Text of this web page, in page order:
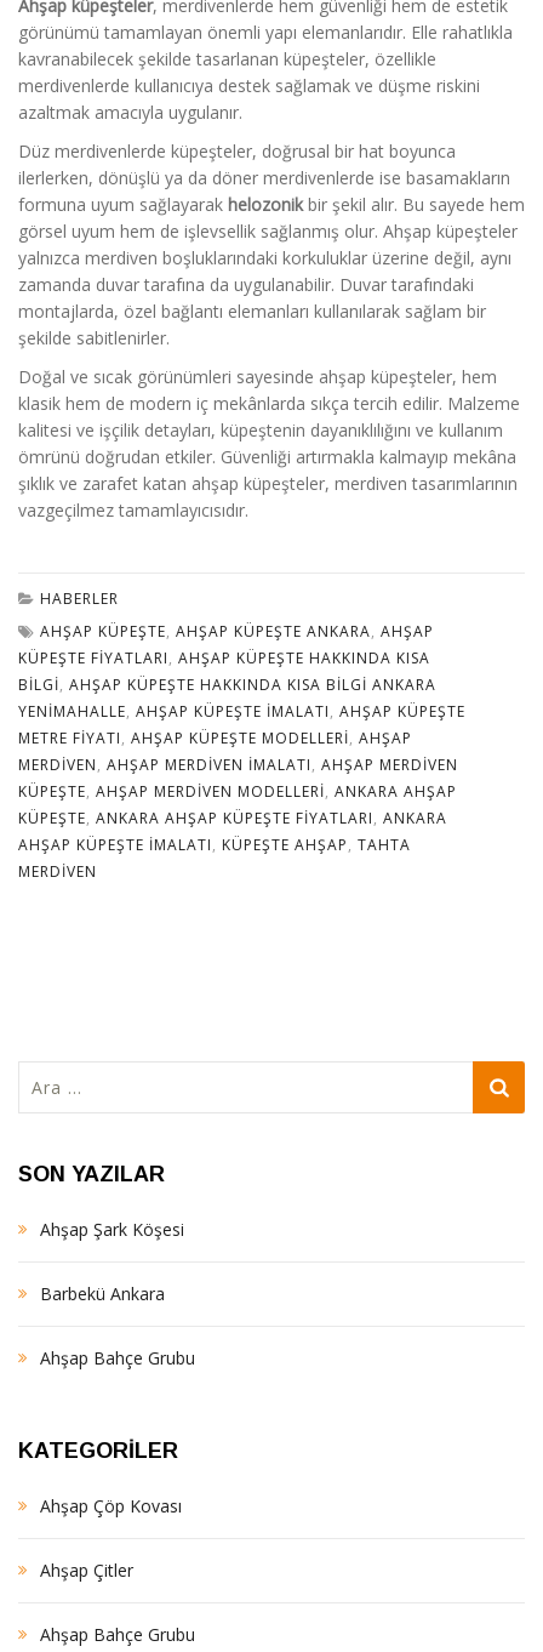
Ahşap küpeşteler, merdivenlerde hem güvenliği hem de estetik
görünümü tamamlayan önemli yapı elemanlarıdır. Elle rahatlıkla
kavranabilecek şekilde tasarlanan küpeşteler, özellikle
merdivenlerde kullanıcıya destek sağlamak ve düşme riskini
azaltmak amacıyla uygulanır.
Düz merdivenlerde küpeşteler, doğrusal bir hat boyunca
ilerlerken, dönüşlü ya da döner merdivenlerde ise basamakların
formuna uyum sağlayarak helozonikbir şekil alır. Bu sayede hem
görsel uyum hem de işlevsellik sağlanmış olur. Ahşap küpeşteler
yalnızca merdiven boşluklarındaki korkuluklar üzerine değil, aynı
zamanda duvar tarafına da uygulanabilir. Duvar tarafındaki
montajlarda, özel bağlantı elemanları kullanılarak sağlam bir
şekilde sabitlenirler.
Doğal ve sıcak görünümleri sayesinde ahşap küpeşteler, hem
klasik hem de modern iç mekânlarda sıkça tercih edilir. Malzeme
kalitesi ve işçilik detayları, küpeştenin dayanıklılığını ve kullanım
ömrünü doğrudan etkiler. Güvenliği artırmakla kalmayıp mekâna
şıklık ve zarafet katan ahşap küpeşteler, merdiven tasarımlarının
vazgeçilmez tamamlayıcısıdır.
HABERLER
AHŞAP KÜPEŞTE, AHŞAP KÜPEŞTE ANKARA, AHŞAP
KÜPEŞTE FIYATLARI, AHŞAP KÜPEŞTE HAKKINDA KISA
BILGI, AHŞAP KÜPEŞTE HAKKINDA KISA BILGI ANKARA
YENIMAHALLE, AHŞAP KÜPEŞTE IMALATI, AHŞAP KÜPEŞTE
METRE FIYATI, AHŞAP KÜPEŞTE MODELLERI, AHŞAP
MERDIVEN, AHŞAP MERDIVEN IMALATI, AHŞAP MERDIVEN
KÜPEŞTE, AHŞAP MERDIVEN MODELLERI, ANKARA AHŞAP
KÜPEŞTE, ANKARA AHŞAP KÜPEŞTE FIYATLARI, ANKARA
AHŞAP KÜPEŞTE IMALATI, KÜPEŞTE AHŞAP, TAHTA
MERDIVEN
SON YAZILAR
Ahşap Şark Köşesi
Barbekü Ankara
Ahşap Bahçe Grubu
KATEGORILER
Ahşap Çöp Kovası
Ahşap Çitler
Ahşap Bahçe Grubu